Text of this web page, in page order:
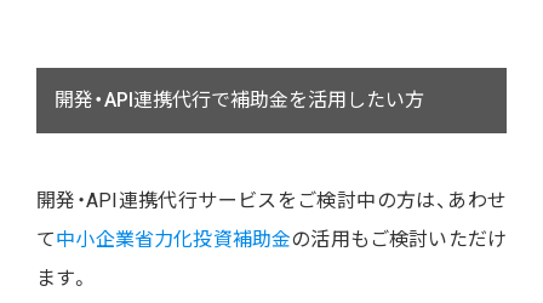
開発・API連携代行で補助金を活用したい方
開発・API連携代行サービスをご検討中の方は、あわせ
て中小企業省力化投資補助金の活用もご検討いただけ
ます。